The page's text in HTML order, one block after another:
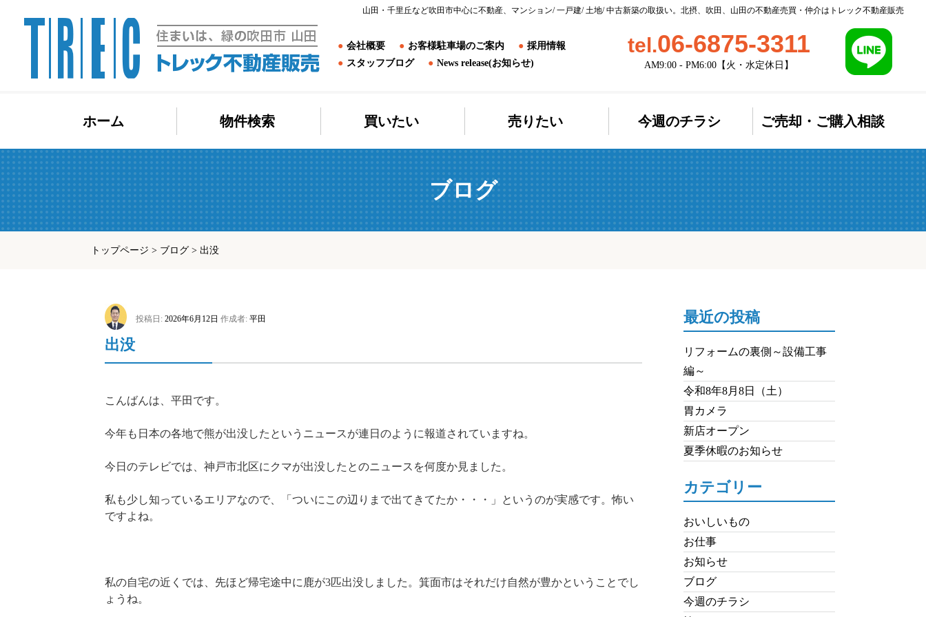
山田・千里丘など吹田市中心に不動産、マンション/ 一戸建/ 土地/ 中古新築の取扱い。北摂、吹田、山田の不動産売買・仲介はトレック不動産販売
会社概要 お客様駐車場のご案内
採用情報
スタッフブログ
News release(お知らせ)
tel.06-6875-3311
AM9:00 - PM6:00【火・水定休日】
ン
ツ
へ
ス
ホーム 物件検索 買いたい 売りたい 今週のチラシ ご売却・ご購入相談
ブログ
トップページ > ブログ > 出没
投稿日: 2026年6月12日 作成者: 平田
出没
こんばんは、平田です。
今年も日本の各地で熊が出没したというニュースが連日のように報道されていますね。
今日のテレビでは、神戸市北区にクマが出没したとのニュースを何度か見ました。
私も少し知っているエリアなので、「ついにこの辺りまで出てきてたか・・・」というのが実感です。怖い
ですよね。
私の自宅の近くでは、先ほど帰宅途中に鹿が3匹出没しました。箕面市はそれだけ自然が豊かということでし
ょうね。
最近の投稿
リフォームの裏側～設備工事
編～
令和8年8月8日（土）
胃カメラ
新店オープン
夏季休暇のお知らせ
カテゴリー
おいしいもの
お仕事
お知らせ
ブログ
今週のチラシ